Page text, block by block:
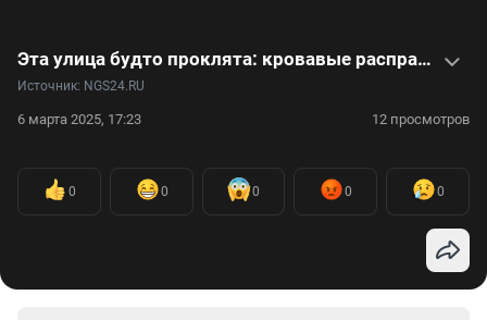
Эта улица будто проклята: кровавые расправы тут не редкость — видео
Источник: NGS24.RU
6 марта 2025, 17:23 12 просмотров
0 0 0 0 0